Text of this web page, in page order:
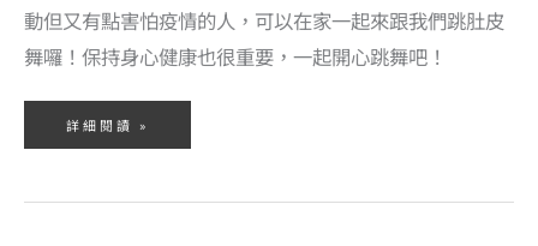
動但又有點害怕疫情的人，可以在家一起來跟我們跳肚皮
舞囉！保持身心健康也很重要，一起開心跳舞吧！
詳細閱讀 »